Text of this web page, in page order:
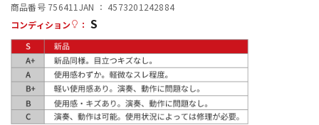
商品番号 756411 JAN ： 4573201242884
コンディション
： S